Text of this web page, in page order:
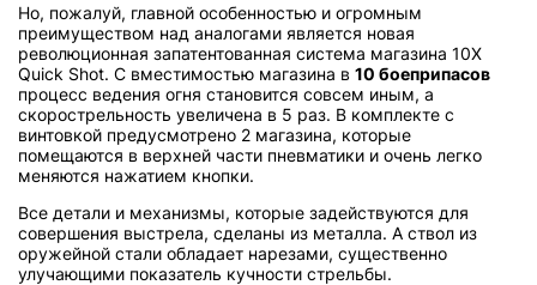
Но, пожалуй, главной особенностью и огромным
преимуществом над аналогами является новая
революционная запатентованная система магазина 10X
Quick Shot. С вместимостью магазина в 10 боеприпасов
процесс ведения огня становится совсем иным, а
скорострельность увеличена в 5 раз. В комплекте с
винтовкой предусмотрено 2 магазина, которые
помещаются в верхней части пневматики и очень легко
меняются нажатием кнопки.
Все детали и механизмы, которые задействуются для
совершения выстрела, сделаны из металла. А ствол из
оружейной стали обладает нарезами, существенно
улучающими показатель кучности стрельбы.